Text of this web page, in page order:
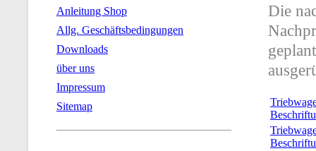
Anleitung Shop
Allg. Geschäftsbedingungen
Downloads
über uns
Impressum
Sitemap
Die